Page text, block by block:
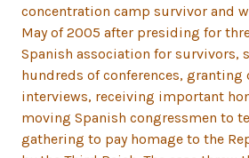
concentration camp survivor and
May of 2005 after presiding for
Spanish association for survivors,
hundreds of conferences, granting
interviews, receiving important
moving Spanish congressmen to
gathering to pay homage to the